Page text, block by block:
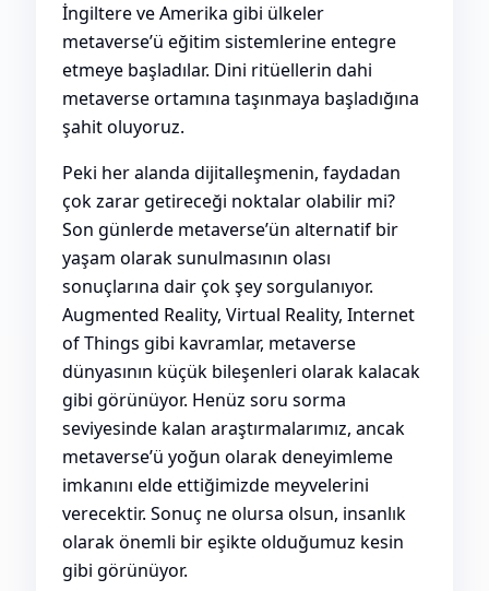
İngiltere ve Amerika gibi ülkeler
metaverse’ü eğitim sistemlerine entegre
etmeye başladılar. Dini ritüellerin dahi
metaverse ortamına taşınmaya başladığına
şahit oluyoruz.
Peki her alanda dijitalleşmenin, faydadan
çok zarar getireceği noktalar olabilir mi?
Son günlerde metaverse’ün alternatif bir
yaşam olarak sunulmasının olası
sonuçlarına dair çok şey sorgulanıyor.
Augmented Reality, Virtual Reality, Internet
of Things gibi kavramlar, metaverse
dünyasının küçük bileşenleri olarak kalacak
gibi görünüyor. Henüz soru sorma
seviyesinde kalan araştırmalarımız, ancak
metaverse’ü yoğun olarak deneyimleme
imkanını elde ettiğimizde meyvelerini
verecektir. Sonuç ne olursa olsun, insanlık
olarak önemli bir eşikte olduğumuz kesin
gibi görünüyor.